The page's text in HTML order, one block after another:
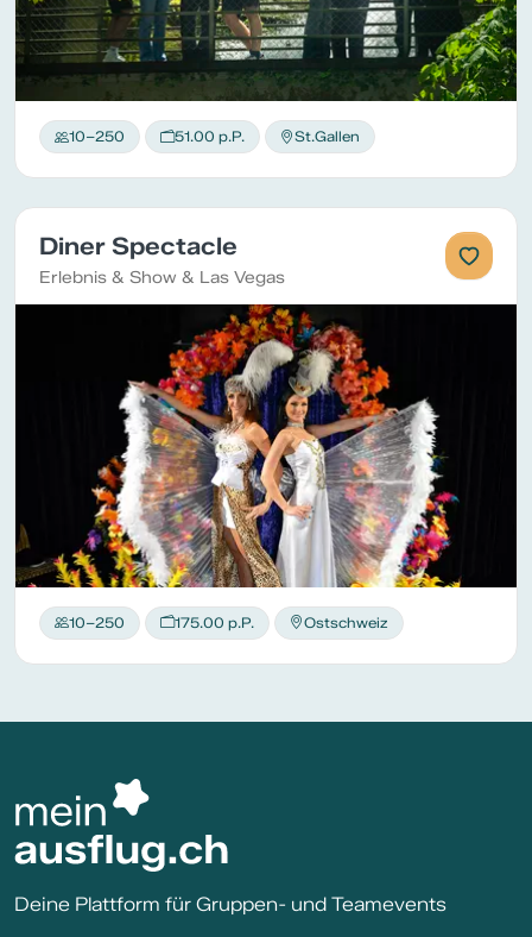
10–250 51.00 p.P. St.Gallen
Diner Spectacle
Erlebnis & Show & Las Vegas
10–250 175.00 p.P. Ostschweiz
Deine Plattform für Gruppen- und Teamevents